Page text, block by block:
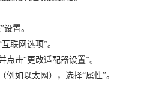
置。
联网选项”。
击“更改适配器设置”。
如以太网），选择“属性”。